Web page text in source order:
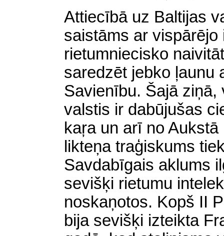
Attiecībā uz Baltijas
saistāms ar vispārējo
rietumniecisko
saredzēt jebko ļaunu
Savienību. Šajā ziņā,
valstis ir dabūjušas
kaŗa un arī no
likteņa traģiskums
Savdabīgais aklums
sevišķi rietumu
noskaņotos. Kopš II
bija sevišķi izteikta